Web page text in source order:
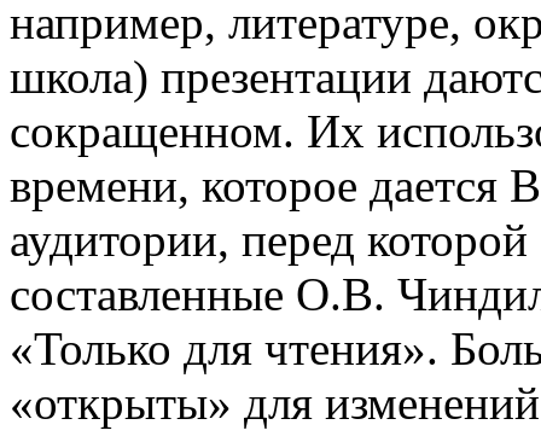
например, литературе,
школа) презентации
сокращенном. Их
времени, которое дается
аудитории, перед
составленные О.В.
«Только для чтения».
«открыты» для